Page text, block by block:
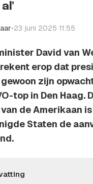
•23 juni 2025 11:55
David van
erop dat
zijn
top in Den Haag.
de Amerikaan
Staten de